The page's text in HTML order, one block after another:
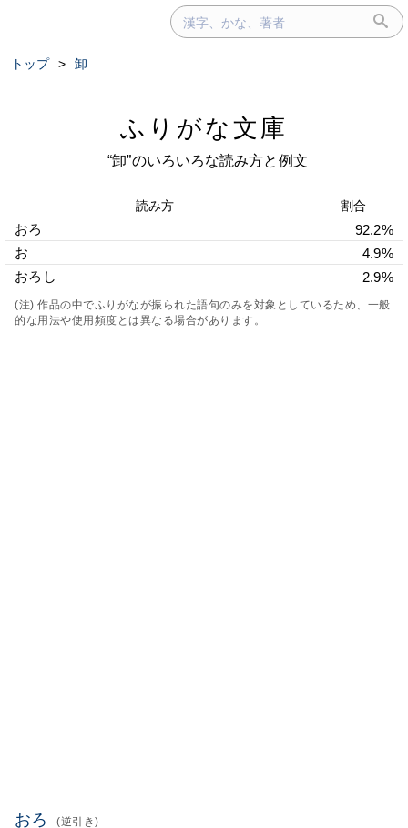
トップ > 卸
ふりがな文庫
“卸”のいろいろな読み方と例文
読み方 割合
おろ
92.2%
お
4.9%
おろし
2.9%
(注) 作品の中でふりがなが振られた語句のみを対象としているため、一般
的な用法や使用頻度とは異なる場合があります。
おろ (逆引き)